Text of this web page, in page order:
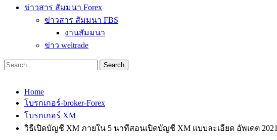
ข่าวสาร สัมมนา Forex
ข่าวสาร สัมมนา FBS
งานสัมมนา
ข่าว weltrade
Home
โบรกเกอร์-broker-Forex
โบรกเกอร์ XM
วิธีเปิดบัญชี XM ภายใน 5 นาทีสอนเปิดบัญชี XM แบบละเอียด อัพเดต 2021